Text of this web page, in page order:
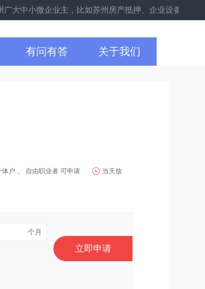
中小微企业主，比如苏州房产抵押、企业设备贷款、
有问有答 关于我们
户 、 自由职业者 可申请
当天放
个月
立即申请